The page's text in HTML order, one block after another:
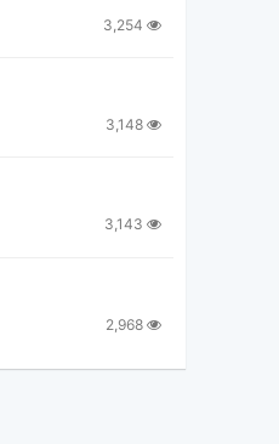
3,254
3,148
3,143
2,968